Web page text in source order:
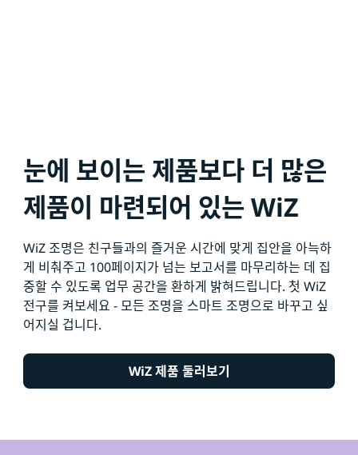
눈에 보이는 제품보다 더 많은
제품이 마련되어 있는 WiZ
WiZ 조명은 친구들과의 즐거운 시간에 맞게 집안을 아늑하
게 비춰주고 100페이지가 넘는 보고서를 마무리하는 데 집
중할 수 있도록 업무 공간을 환하게 밝혀드립니다. 첫 WiZ
전구를 켜보세요 - 모든 조명을 스마트 조명으로 바꾸고 싶
어지실 겁니다.
WiZ 제품 둘러보기